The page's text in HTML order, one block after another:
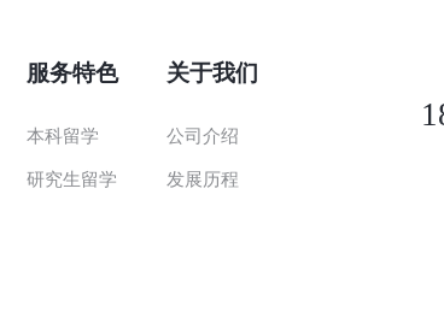
服务特色
本科留学
研究生留学
关于我们
公司介绍
发展历程